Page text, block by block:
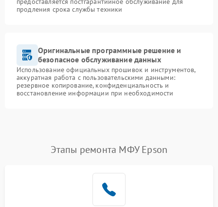
продления срока службы техники
Оригинальные программные решение и
безопасное обслуживание данных
Использование официальных прошивок и инструментов,
аккуратная работа с пользовательскими данными:
резервное копирование, конфиденциальность и
восстановление информации при необходимости
Этапы ремонта МФУ Epson